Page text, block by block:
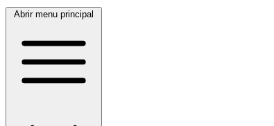
Abrir menu principal